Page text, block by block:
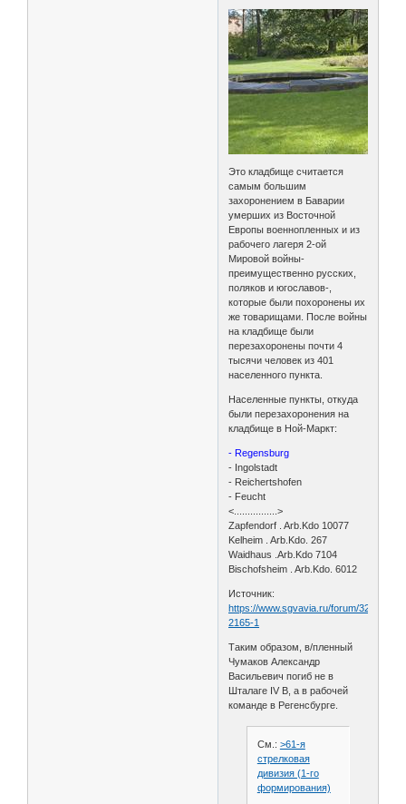
Это кладбище считается
самым большим
захоронением в Баварии
умерших из Восточной
Европы военнопленных и из
рабочего лагеря 2-ой
Мировой войны-
преимущественно русских,
поляков и югославов-,
которые были похоронены их
же товарищами. После войны
на кладбище были
перезахоронены почти 4
тысячи человек из 401
населенного пункта.
Населенные пункты, откуда
были перезахоронения на
кладбище в Ной-Маркт:
- Regensburg
- Ingolstadt
- Reichertshofen
- Feucht
<................>
Zapfendorf . Arb.Kdo 10077
Kelheim . Arb.Kdo. 267
Waidhaus .Arb.Kdo 7104
Bischofsheim . Arb.Kdo. 6012
Источник:
https://www.sgvavia.ru/forum/329-
2165-1
Таким образом, в/пленный
Чумаков Александр
Васильевич погиб не в
Шталаге IV B, а в рабочей
команде в Регенсбурге.
См.: >61-я
стрелковая
дивизия (1-го
формирования)